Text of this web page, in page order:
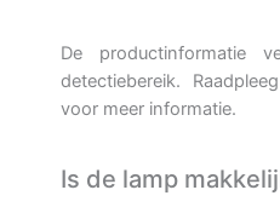
De productinformatie
detectiebereik.
voor meer informatie.
Is de lamp